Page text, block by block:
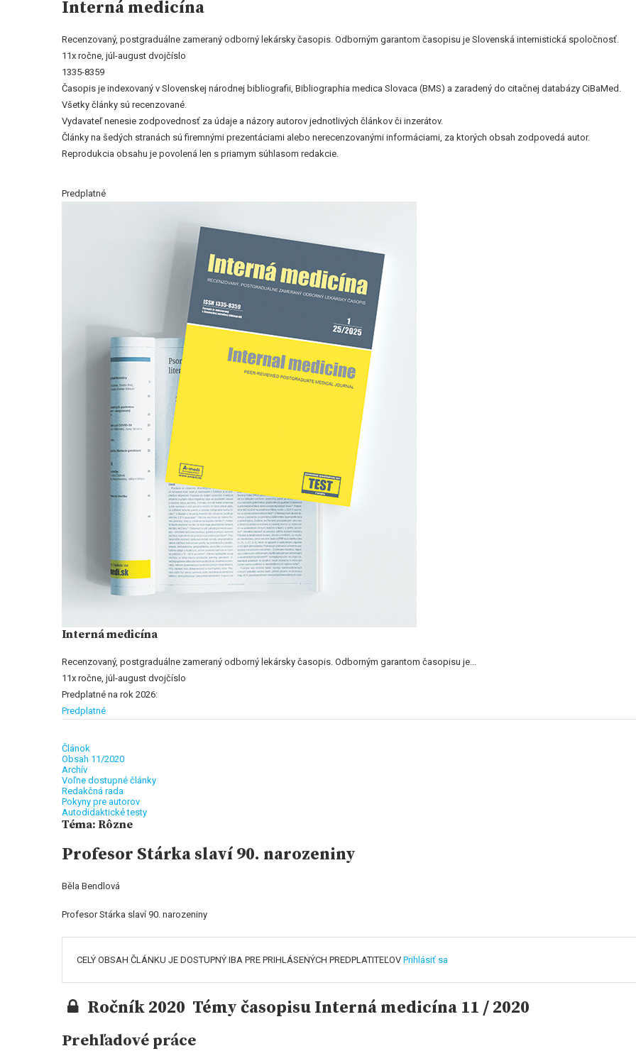
Interná medicína
Recenzovaný, postgraduálne zameraný odborný lekársky časopis. Odborným garantom časopisu je Slovenská internistická spoločnosť.
11x ročne, júl-august dvojčíslo
1335-8359
Časopis je indexovaný v Slovenskej národnej bibliografii, Bibliographia medica Slovaca (BMS) a zaradený do citačnej databázy CiBaMed.
Všetky články sú recenzované.
Vydavateľ nenesie zodpovednosť za údaje a názory autorov jednotlivých článkov či inzerátov.
Články na šedých stranách sú firemnými prezentáciami alebo nerecenzovanými informáciami, za ktorých obsah zodpovedá autor.
Reprodukcia obsahu je povolená len s priamym súhlasom redakcie.
Predplatné
Interná medicína
Recenzovaný, postgraduálne zameraný odborný lekársky časopis. Odborným garantom časopisu je...
11x ročne, júl-august dvojčíslo
Predplatné na rok 2026:
Predplatné
Článok
Obsah 11/2020
Archív
Voľne dostupné články
Redakčná rada
Pokyny pre autorov
Autodidaktické testy
Téma: Rôzne
Profesor Stárka slaví 90. narozeniny
Běla Bendlová
Profesor Stárka slaví 90. narozeniny
CELÝ OBSAH ČLÁNKU JE DOSTUPNÝ IBA PRE PRIHLÁSENÝCH PREDPLATITEĽOV Prihlásiť sa
Ročník 2020 Témy časopisu Interná medicína 11 / 2020
Prehľadové práce